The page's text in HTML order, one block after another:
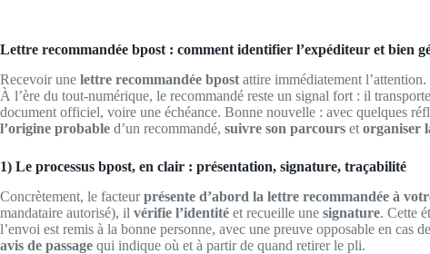
Lettre recommandée bpost : comment identifier l’expéditeur et bien
Recevoir une lettre recommandée bpost attire immédiatement
À l’ère du tout-numérique, le recommandé reste un signal fort : il
document officiel, voire une échéance. Bonne nouvelle : avec quelques
l’origine probable d’un recommandé, suivre son parcours et organiser
1) Le processus bpost, en clair : présentation, signature, traçabilité
Concrètement, le facteurprésente d’abord la lettre recommandée à
mandataire autorisé), il vérifie l’identité et recueille une signature. Cette
l’envoi est remis à la bonne personne, avec une preuve opposable en cas
avis de passage qui indique où et à partir de quand retirer le pli.